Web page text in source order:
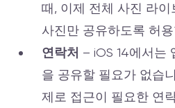
때, 이제 전체 사진 라
사진만 공유하도록 허
연락처 – iOS 14에서는
을 공유할 필요가 없습
제로 접근이 필요한 연